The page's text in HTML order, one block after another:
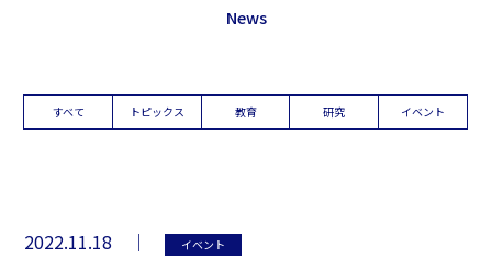
News
すべて トピックス 教育 研究 イベント
2022.11.18 イベント